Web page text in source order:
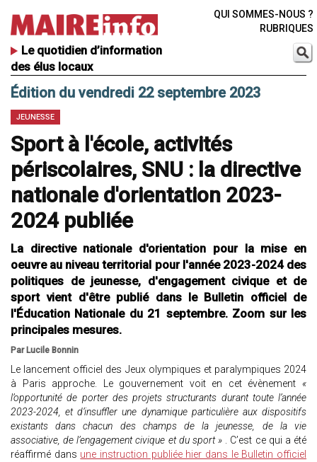
Le quotidien d’information
des élus locaux
QUI SOMMES-NOUS ?
RUBRIQUES
Édition du vendredi 22 septembre 2023
JEUNESSE
Sport à l'école, activités
périscolaires, SNU : la directive
nationale d'orientation 2023-
2024 publiée
La directive nationale d'orientation pour la mise en
oeuvre au niveau territorial pour l'année 2023-2024 des
politiques de jeunesse, d'engagement civique et de
sport vient d'être publié dans le Bulletin officiel de
l'Éducation Nationale du 21 septembre. Zoom sur les
principales mesures.
Par Lucile Bonnin
Le lancement officiel des Jeux olympiques et paralympiques 2024
à Paris approche. Le gouvernement voit en cet évènement «
l’opportunité de porter des projets structurants durant toute l’année
2023-2024, et d’insuffler une dynamique particulière aux dispositifs
existants dans chacun des champs de la jeunesse, de la vie
associative, de l’engagement civique et du sport » . C’est ce qui a été
réaffirmé dans une instruction publiée hier dans le Bulletin officiel